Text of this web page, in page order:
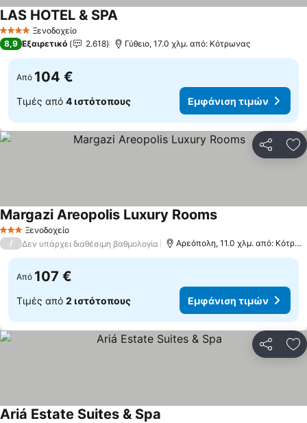
4 ΑστέριαΞενοδοχείο
LAS HOTEL & SPA
8,9 Εξαιρετικό 2.618 Γύθειο, 17.0 χλμ. από: Κότρωνας
Από 104 €
Τιμές από 4 ιστότοπους Εμφάνιση τιμών
3 ΑστέριαΞενοδοχείο
Margazi Areopolis Luxury Rooms
/ Δεν υπάρχει διαθέσιμη βαθμολογία Αρεόπολη, 11.0 χλμ. από: Κότρωνας
Από 107 €
Τιμές από 2 ιστότοπους Εμφάνιση τιμών
Ariá Estate Suites & Spa